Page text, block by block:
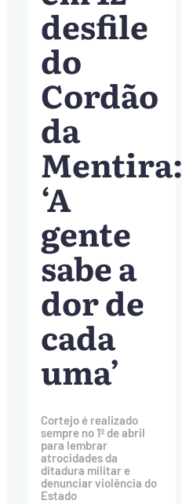
desfile
do
Cordão
da
Mentira:
‘A
gente
sabe a
dor de
cada
uma’
Cortejo é realizado
sempre no 1º de abril
para lembrar
atrocidades da
ditadura militar e
denunciar violência do
Estado